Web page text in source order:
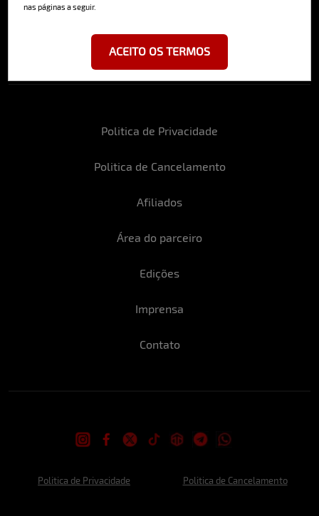
nas páginas a seguir.
ACEITO OS TERMOS
Politica de Privacidade
Politica de Cancelamento
Afiliados
Área do parceiro
Edições
Imprensa
Contato
e aceita nossos termos de uso da web e política de privacidade e
Politica de Privacidade Politica de Cancelamento